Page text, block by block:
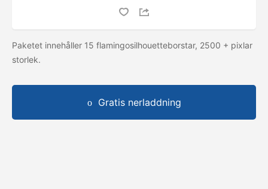
Paketet innehåller 15 flamingosilhouetteborstar, 2500 + pixlar
storlek.
Gratis nerladdning